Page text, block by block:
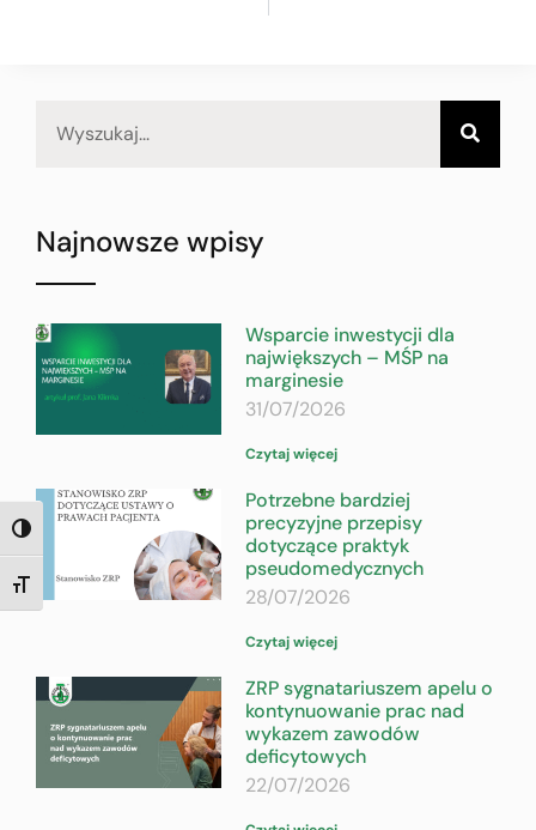
TOGGLE HIGH CONTRAST
TOGGLE FONT SIZE
Najnowsze wpisy
Wsparcie inwestycji dla
największych – MŚP na
marginesie
31/07/2026
Czytaj więcej
Potrzebne bardziej
precyzyjne przepisy
dotyczące praktyk
pseudomedycznych
28/07/2026
Czytaj więcej
ZRP sygnatariuszem apelu o
kontynuowanie prac nad
wykazem zawodów
deficytowych
22/07/2026